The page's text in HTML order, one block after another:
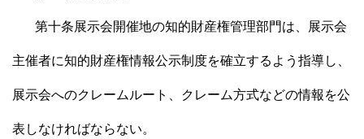
第十条展示会開催地の知的財産権管理部門は、展示会
主催者に知的財産権情報公示制度を確立するよう指導し、
展示会へのクレームルート、クレーム方式などの情報を公
表しなければならない。